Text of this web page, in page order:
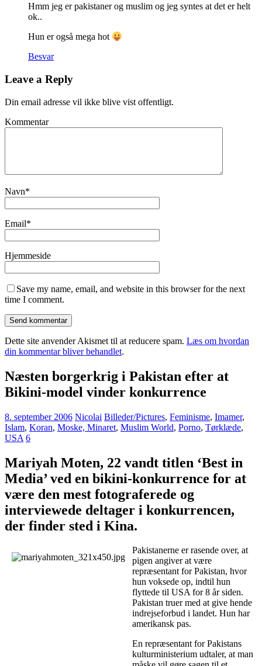
Hmm jeg er pakistaner og muslim og jeg syntes at det er helt
ok..
Hun er også mega hot
Besvar
Leave a Reply
Din email adresse vil ikke blive vist offentligt.
Kommentar
Navn*
Email*
Hjemmeside
Save my name, email, and website in this browser for the next
time I comment.
Dette site anvender Akismet til at reducere spam. Læs om hvordan
din kommentar bliver behandlet.
Næsten borgerkrig i Pakistan efter at
Bikini-model vinder konkurrence
8. september 2006 Nicolai Billeder/Pictures, Feminisme, Imamer,
Islam, Koran, Moske, Minaret, Muslim World, Porno, Tørklæde,
USA 6
Mariyah Moten, 22 vandt titlen ‘Best in
Media’ ved en bikini-konkurrence for at
være den mest fotograferede og
interviewede deltager i konkurrencen,
der finder sted i Kina.
Pakistanerne er rasende over, at
pigen angiver at være
repræsentant for Pakistan, hvor
hun voksede op, indtil hun
flyttede til USA for 8 år siden.
Pakistan truer med at give hende
indrejseforbud i landet. Hun har
amerikansk pas.
En repræsentant for Pakistans
kulturministerium udtaler, at man